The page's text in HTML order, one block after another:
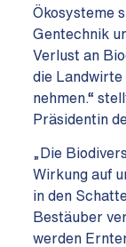
Ökosysteme
Gentechnik
Verlust an
die Landwirte
nehmen.“
Präsidentin
„Die
Wirkung auf
in den
Bestäuber
werden